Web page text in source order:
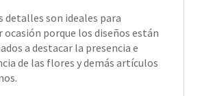
detalles son ideales para
ocasión porque los diseños están
a destacar la presencia e
de las flores y demás artículos